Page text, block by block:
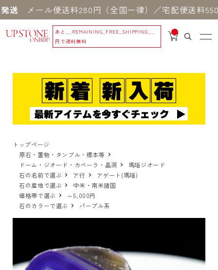
ール便送料280円（全国一律）／宅配便送料550
あと
__REMAINING_FREE_SHIPPING__
円で送料無料
__
IT
_
トップページ
原石・置物・タンブル・標本等
ドーム・ジオード・カペーラ・晶洞
瑪瑙ジオード
石の名前で選ぶ
ア行
アゲート(瑪瑙)
石の産地で選ぶ
中米・南米諸国
価格帯で選ぶ
～5,000円
石のカラーで選ぶ
パープル系